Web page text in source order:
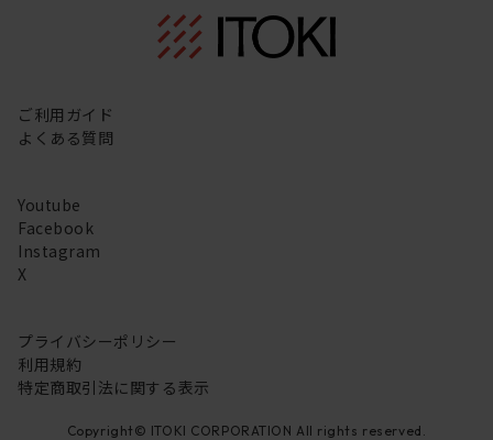
ご利用ガイド
よくある質問
Youtube
Facebook
Instagram
X
プライバシーポリシー
利用規約
特定商取引法に関する表示
Copyright© ITOKI CORPORATION All rights reserved.